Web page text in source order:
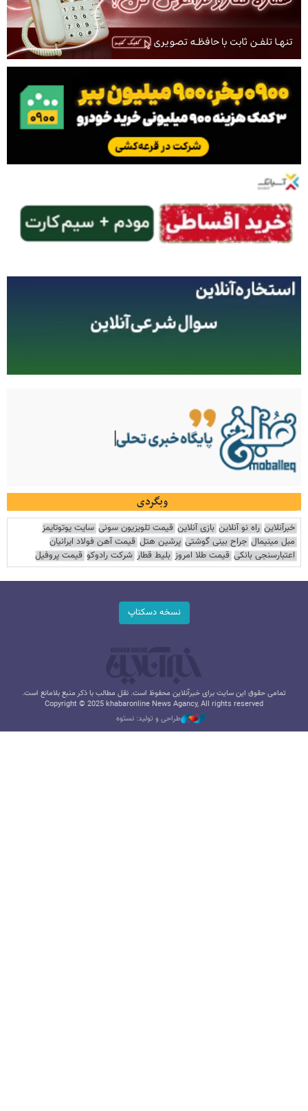
وبگردی
خبرآنلاین راه نو آنلاین بازی آنلاین قیمت تلویزیون سونی سایت یوتوتایمز
مبل مینیمال جراح بینی گوشتی پرشین هتل قیمت آهن فولاد ایرانیان
اعتبارسنجی بانکی قیمت طلا امروز بلیط قطار شرکت رادوکو قیمت پروفیل
نسخه دسکتاپ
تمامی حقوق این سایت برای خبرآنلاین محفوظ است. نقل مطالب با ذکر منبع بلامانع است.
Copyright © 2025 khabaronline News Agancy, All rights reserved
طراحی و تولید: نستوه